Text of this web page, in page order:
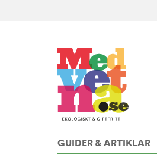
GUIDER & ARTIKLAR